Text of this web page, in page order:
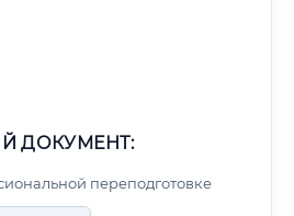
ДОКУМЕНТ:
переподготовке